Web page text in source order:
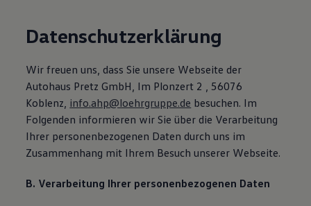
Transport
Volkswagen R
Pannen- und Unfallhilfe
Volkswagen Kundenbetreuung
Datenschutzerklärung
Wir freuen uns, dass Sie unsere Webseite der
Autohaus Pretz GmbH, Im Plonzert 2 , 56076
Koblenz, info.ahp@loehrgruppe.de besuchen. Im
Folgenden informieren wir Sie über die Verarbeitung
Ihrer personenbezogenen Daten durch uns im
Zusammenhang mit Ihrem Besuch unserer Webseite.
B. Verarbeitung Ihrer personenbezogenen Daten